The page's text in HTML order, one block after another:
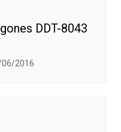
DDT-8043
2016